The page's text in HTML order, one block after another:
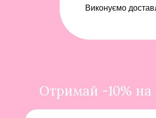
Виконуємо
Отримай -10% на